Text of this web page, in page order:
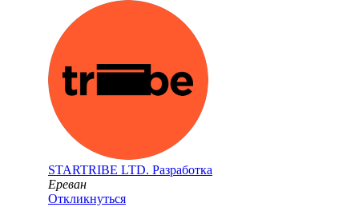
STARTRIBE LTD. Разработка
Ереван
Откликнуться